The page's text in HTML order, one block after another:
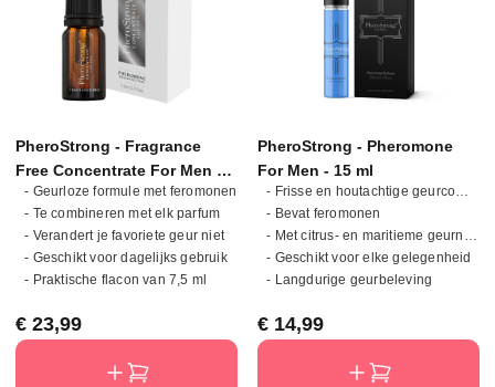
PheroStrong - Fragrance
Free Concentrate For Men -
7,5 ml
- Geurloze formule met feromonen
- Te combineren met elk parfum
- Verandert je favoriete geur niet
- Geschikt voor dagelijks gebruik
- Praktische flacon van 7,5 ml
Normale prijs:
€ 23,99
PheroStrong - Pheromone
For Men - 15 ml
- Frisse en houtachtige geurcompositie
- Bevat feromonen
- Met citrus- en maritieme geurnoten
- Geschikt voor elke gelegenheid
- Langdurige geurbeleving
Normale prijs:
€ 14,99